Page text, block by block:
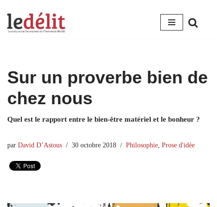
Aller
Sur un proverbe bien de
chez nous
Quel est le rapport entre le bien-être matériel et le bonheur ?
par David D’Astous 30 octobre 2018 Philosophie Prose d'idée